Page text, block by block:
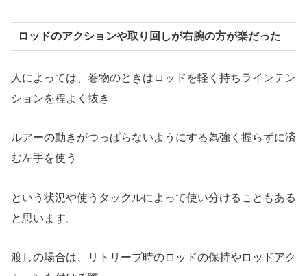
ロッドのアクションや取り回しが右腕の方が楽だった
人によっては、巻物のときはロッドを軽く持ちラインテン
ションを程よく抜き
ルアーの動きがつっぱらないようにする為強く握らずに済
む左手を使う
という状況や使うタックルによって使い分けることもある
と思います。
渡しの場合は、リトリーブ時のロッドの保持やロッドアク